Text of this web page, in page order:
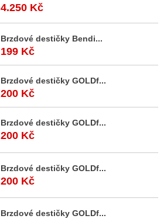
4.250 Kč
Brzdové destičky Bendi...
199 Kč
Brzdové destičky GOLDf...
200 Kč
Brzdové destičky GOLDf...
200 Kč
Brzdové destičky GOLDf...
200 Kč
Brzdové destičky GOLDf...